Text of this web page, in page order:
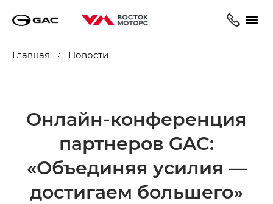
Главная Новости
Онлайн-конференция
партнеров GAC:
«Объединяя усилия —
достигаем большего»